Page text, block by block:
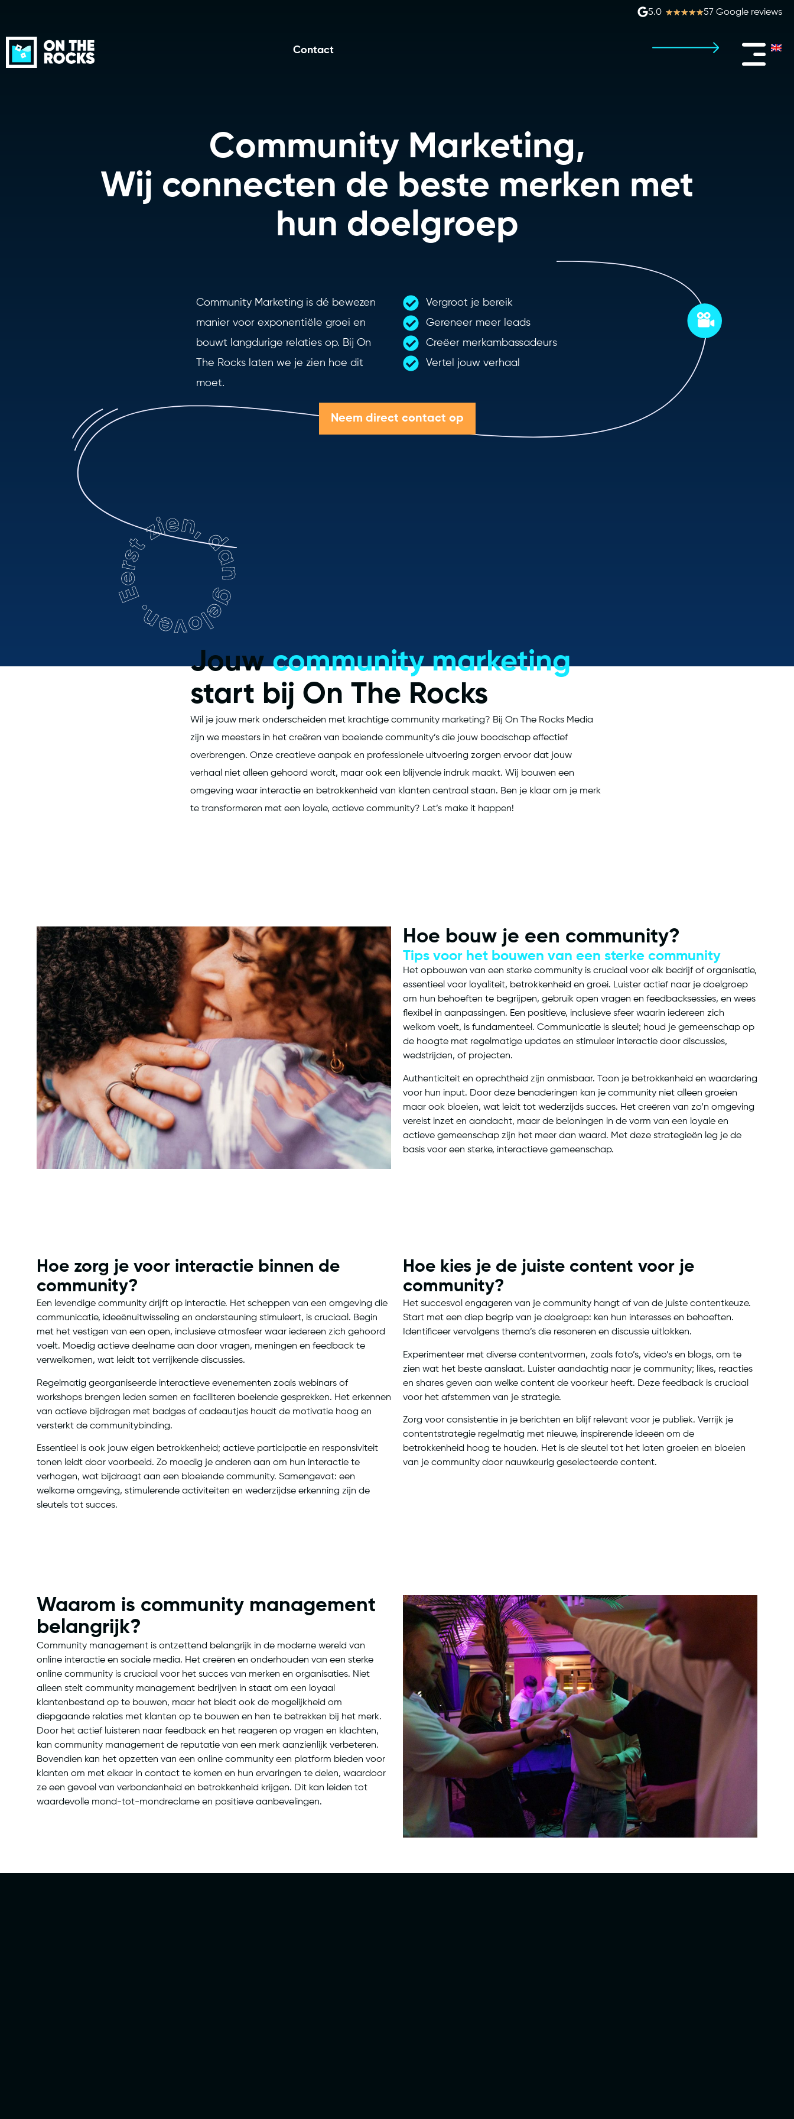
57 Google reviews
5.0 ★★★★★
Contact
Community Marketing,
Wij connecten de beste merken met
hun doelgroep
Community Marketing is dé bewezen
manier voor exponentiële groei en
bouwt langdurige relaties op. Bij On
The Rocks laten we je zien hoe dit
moet.
Vergroot je bereik
Gereneer meer leads
Creëer merkambassadeurs
Vertel jouw verhaal
Neem direct contact op
Eerst zien, dan geloven.
Jouwcommunity marketing
start bij On The Rocks
Wil je jouw merk onderscheiden met krachtige community marketing? Bij On The Rocks Media
zijn we meesters in het creëren van boeiende community’s die jouw boodschap effectief
overbrengen. Onze creatieve aanpak en professionele uitvoering zorgen ervoor dat jouw
verhaal niet alleen gehoord wordt, maar ook een blijvende indruk maakt. Wij bouwen een
omgeving waar interactie en betrokkenheid van klanten centraal staan. Ben je klaar om je merk
te transformeren met een loyale, actieve community? Let’s make it happen!
Hoe bouw je een community?
Tips voor het bouwen van een sterke community
Het opbouwen van een sterke community is cruciaal voor elk bedrijf of organisatie,
essentieel voor loyaliteit, betrokkenheid en groei. Luister actief naar je doelgroep
om hun behoeften te begrijpen, gebruik open vragen en feedbacksessies, en wees
flexibel in aanpassingen. Een positieve, inclusieve sfeer waarin iedereen zich
welkom voelt, is fundamenteel. Communicatie is sleutel; houd je gemeenschap op
de hoogte met regelmatige updates en stimuleer interactie door discussies,
wedstrijden, of projecten.
Authenticiteit en oprechtheid zijn onmisbaar. Toon je betrokkenheid en waardering
voor hun input. Door deze benaderingen kan je community niet alleen groeien
maar ook bloeien, wat leidt tot wederzijds succes. Het creëren van zo’n omgeving
vereist inzet en aandacht, maar de beloningen in de vorm van een loyale en
actieve gemeenschap zijn het meer dan waard. Met deze strategieën leg je de
basis voor een sterke, interactieve gemeenschap.
Hoe kies je de juiste content voor je
community?
Het succesvol engageren van je community hangt af van de juiste contentkeuze.
Start met een diep begrip van je doelgroep: ken hun interesses en behoeften.
Identificeer vervolgens thema’s die resoneren en discussie uitlokken.
Experimenteer met diverse contentvormen, zoals foto’s, video’s en blogs, om te
zien wat het beste aanslaat. Luister aandachtig naar je community; likes, reacties
en shares geven aan welke content de voorkeur heeft. Deze feedback is cruciaal
voor het afstemmen van je strategie.
Zorg voor consistentie in je berichten en blijf relevant voor je publiek. Verrijk je
contentstrategie regelmatig met nieuwe, inspirerende ideeën om de
betrokkenheid hoog te houden. Het is de sleutel tot het laten groeien en bloeien
van je community door nauwkeurig geselecteerde content.
Hoe zorg je voor interactie binnen de
community?
Een levendige community drijft op interactie. Het scheppen van een omgeving die
communicatie, ideeënuitwisseling en ondersteuning stimuleert, is cruciaal. Begin
met het vestigen van een open, inclusieve atmosfeer waar iedereen zich gehoord
voelt. Moedig actieve deelname aan door vragen, meningen en feedback te
verwelkomen, wat leidt tot verrijkende discussies.
Regelmatig georganiseerde interactieve evenementen zoals webinars of
workshops brengen leden samen en faciliteren boeiende gesprekken. Het erkennen
van actieve bijdragen met badges of cadeautjes houdt de motivatie hoog en
versterkt de communitybinding.
Essentieel is ook jouw eigen betrokkenheid; actieve participatie en responsiviteit
tonen leidt door voorbeeld. Zo moedig je anderen aan om hun interactie te
verhogen, wat bijdraagt aan een bloeiende community. Samengevat: een
welkome omgeving, stimulerende activiteiten en wederzijdse erkenning zijn de
sleutels tot succes.
Waarom is community management
belangrijk?
Community management is ontzettend belangrijk in de moderne wereld van
online interactie en sociale media. Het creëren en onderhouden van een sterke
online community is cruciaal voor het succes van merken en organisaties. Niet
alleen stelt community management bedrijven in staat om een loyaal
klantenbestand op te bouwen, maar het biedt ook de mogelijkheid om
diepgaande relaties met klanten op te bouwen en hen te betrekken bij het merk.
Door het actief luisteren naar feedback en het reageren op vragen en klachten,
kan community management de reputatie van een merk aanzienlijk verbeteren.
Bovendien kan het opzetten van een online community een platform bieden voor
klanten om met elkaar in contact te komen en hun ervaringen te delen, waardoor
ze een gevoel van verbondenheid en betrokkenheid krijgen. Dit kan leiden tot
waardevolle mond-tot-mondreclame en positieve aanbevelingen.